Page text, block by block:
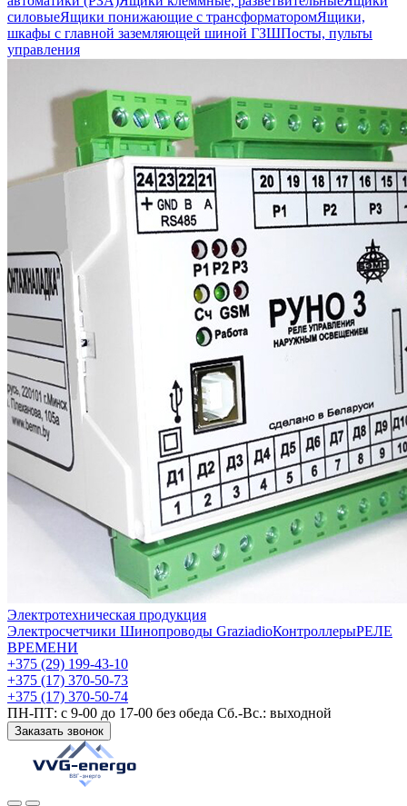
силовыеЯщики понижающие с трансформаторомЯщики,
шкафы с главной заземляющей шиной ГЗШПосты, пульты
управления
Электротехническая продукция
Электросчетчики Шинопроводы GraziadioКонтроллерыРЕЛЕ
ВРЕМЕНИ
+375 (29) 199-43-10
+375 (17) 370-50-73
+375 (17) 370-50-74
ПН-ПТ: с 9-00 до 17-00 без обеда Сб.-Вс.: выходной
Заказать звонок